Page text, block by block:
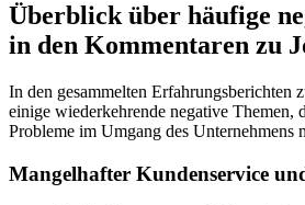
Überblick über häufige
in den Kommentaren zu
In den gesammelten Erfahrungsberichten
einige wiederkehrende negative Themen,
Probleme im Umgang des Unternehmens
Mangelhafter Kundenservice